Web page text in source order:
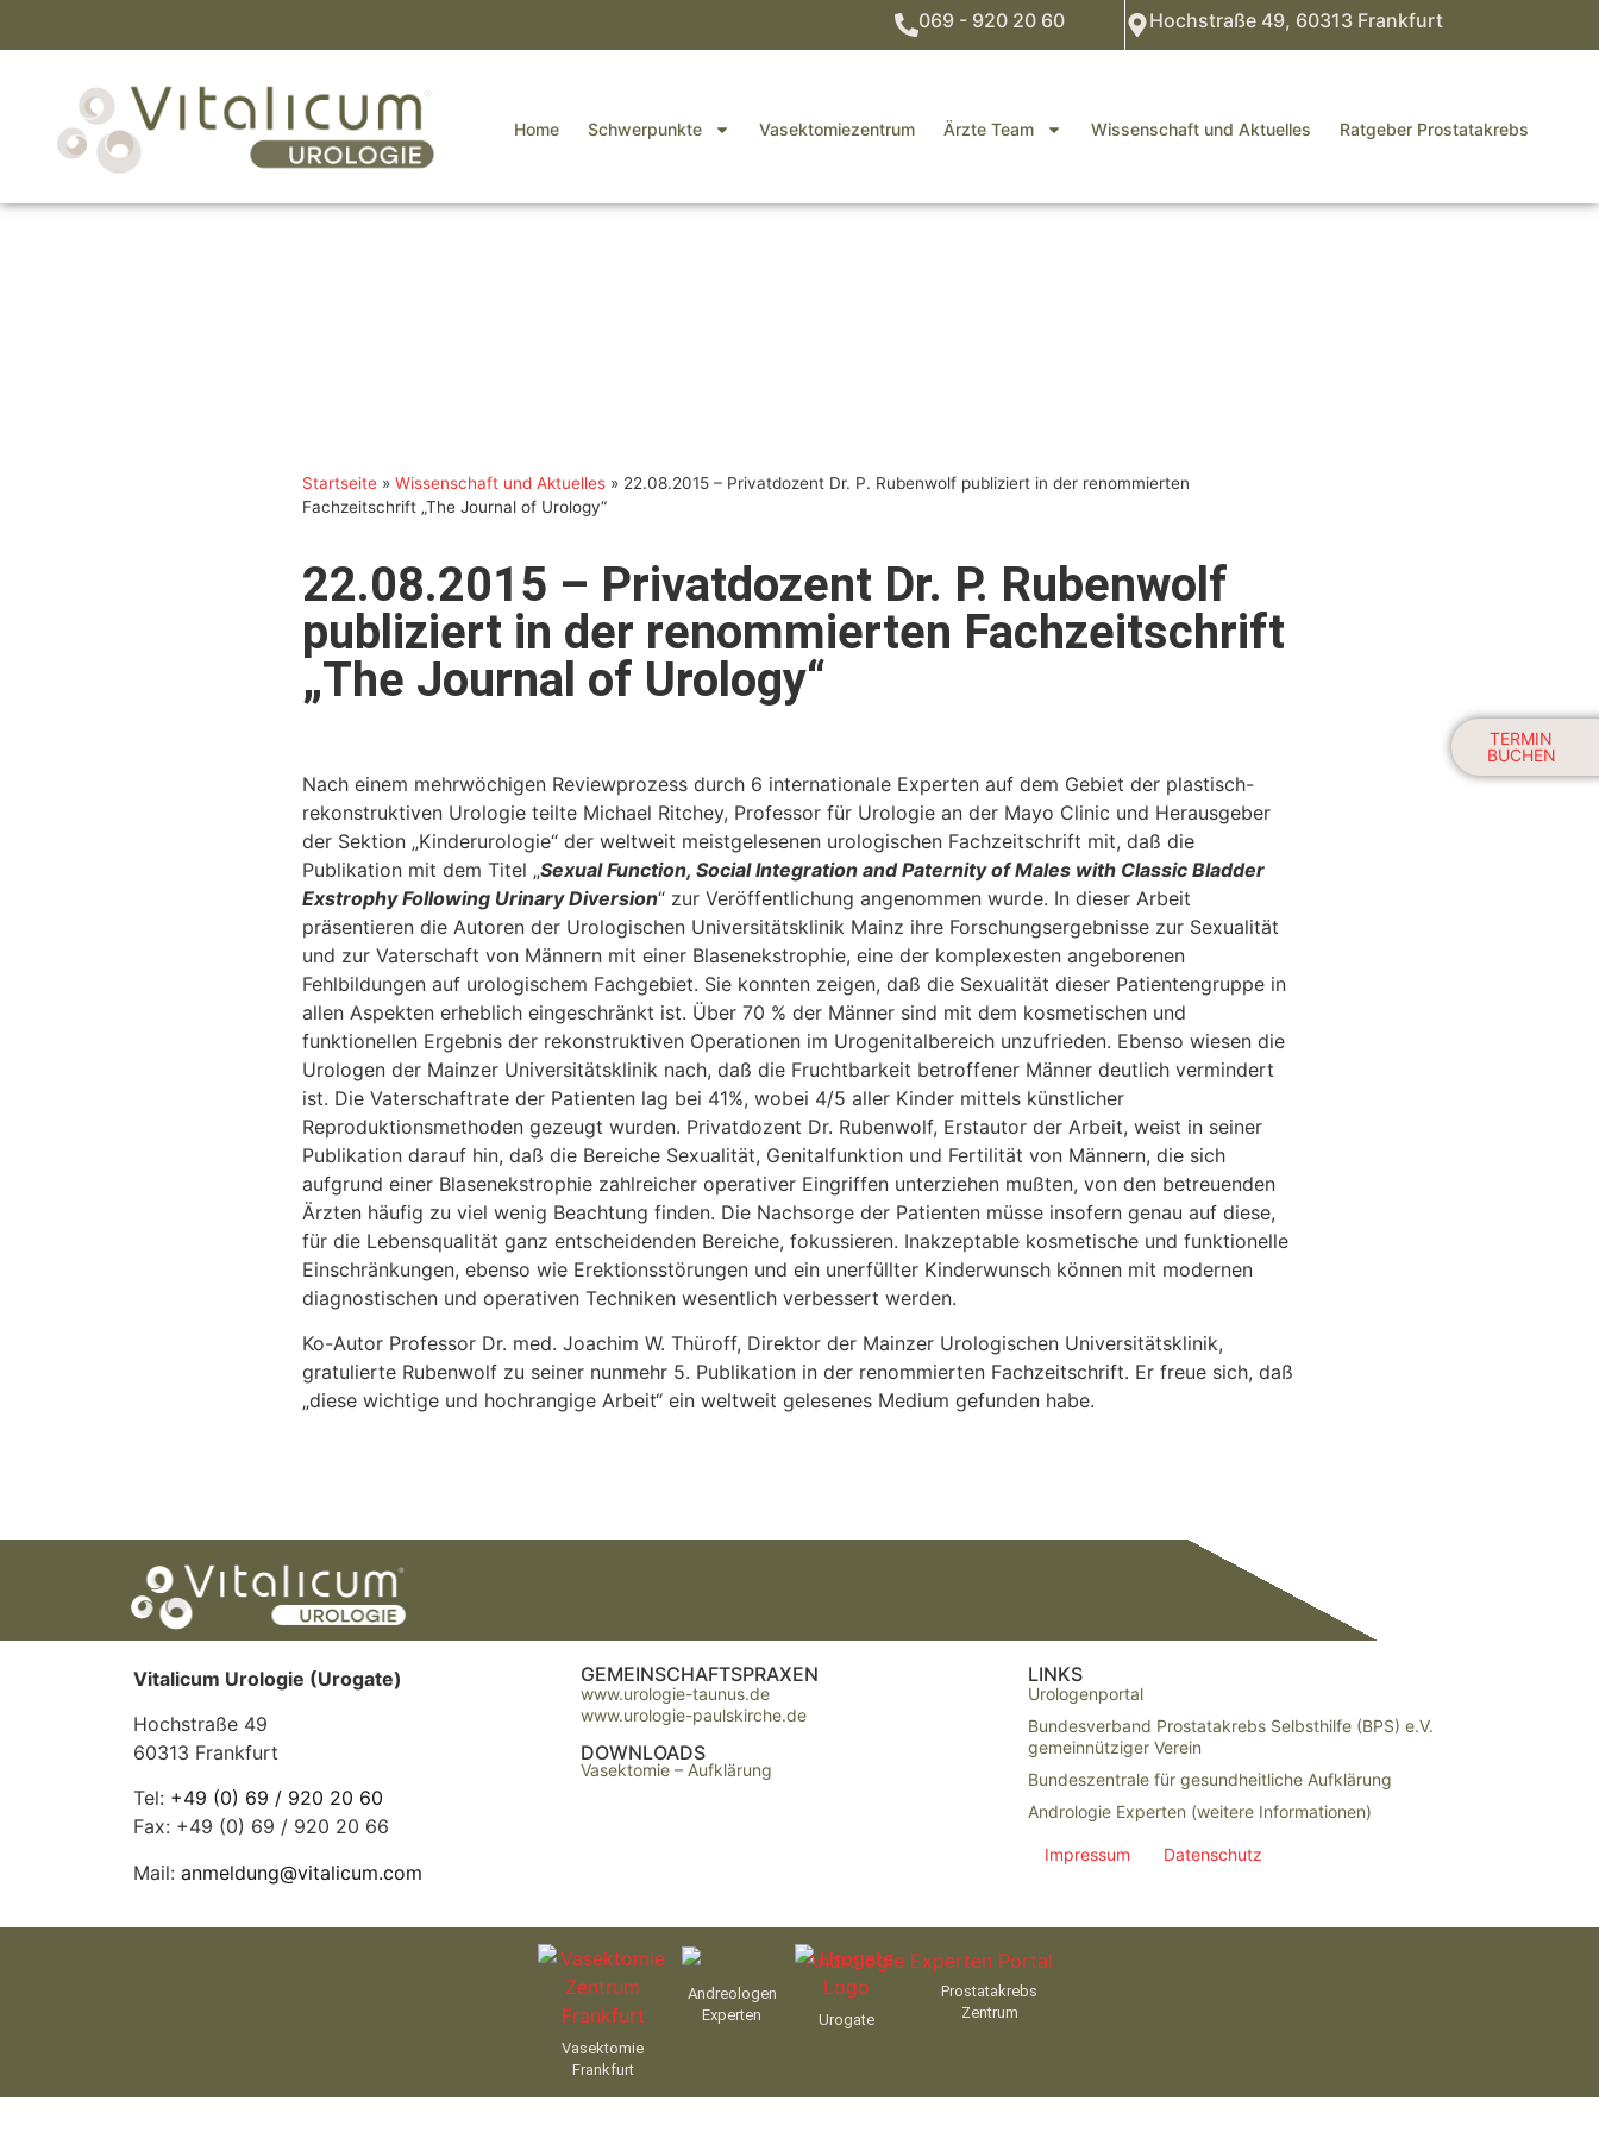
069 - 920 20 60 Hochstraße 49, 60313 Frankfurt
Home Schwerpunkte Vasektomiezentrum Ärzte Team Wissenschaft und Aktuelles Ratgeber Prostatakrebs
TERMIN
BUCHEN
Startseite» Wissenschaft und Aktuelles» 22.08.2015 – Privatdozent Dr. P. Rubenwolf publiziert in der renommierten
Fachzeitschrift „The Journal of Urology“
22.08.2015 – Privatdozent Dr. P. Rubenwolf
publiziert in der renommierten Fachzeitschrift
„The Journal of Urology“
Nach einem mehrwöchigen Reviewprozess durch 6 internationale Experten auf dem Gebiet der plastisch-
rekonstruktiven Urologie teilte Michael Ritchey, Professor für Urologie an der Mayo Clinic und Herausgeber
der Sektion „Kinderurologie“ der weltweit meistgelesenen urologischen Fachzeitschrift mit, daß die
Publikation mit dem Titel „Sexual Function, Social Integration and Paternity of Males with Classic Bladder
Exstrophy Following Urinary Diversion“ zur Veröffentlichung angenommen wurde. In dieser Arbeit
präsentieren die Autoren der Urologischen Universitätsklinik Mainz ihre Forschungsergebnisse zur Sexualität
und zur Vaterschaft von Männern mit einer Blasenekstrophie, eine der komplexesten angeborenen
Fehlbildungen auf urologischem Fachgebiet. Sie konnten zeigen, daß die Sexualität dieser Patientengruppe in
allen Aspekten erheblich eingeschränkt ist. Über 70 % der Männer sind mit dem kosmetischen und
funktionellen Ergebnis der rekonstruktiven Operationen im Urogenitalbereich unzufrieden. Ebenso wiesen die
Urologen der Mainzer Universitätsklinik nach, daß die Fruchtbarkeit betroffener Männer deutlich vermindert
ist. Die Vaterschaftrate der Patienten lag bei 41%, wobei 4/5 aller Kinder mittels künstlicher
Reproduktionsmethoden gezeugt wurden. Privatdozent Dr. Rubenwolf, Erstautor der Arbeit, weist in seiner
Publikation darauf hin, daß die Bereiche Sexualität, Genitalfunktion und Fertilität von Männern, die sich
aufgrund einer Blasenekstrophie zahlreicher operativer Eingriffen unterziehen mußten, von den betreuenden
Ärzten häufig zu viel wenig Beachtung finden. Die Nachsorge der Patienten müsse insofern genau auf diese,
für die Lebensqualität ganz entscheidenden Bereiche, fokussieren. Inakzeptable kosmetische und funktionelle
Einschränkungen, ebenso wie Erektionsstörungen und ein unerfüllter Kinderwunsch können mit modernen
diagnostischen und operativen Techniken wesentlich verbessert werden.
Ko-Autor Professor Dr. med. Joachim W. Thüroff, Direktor der Mainzer Urologischen Universitätsklinik,
gratulierte Rubenwolf zu seiner nunmehr 5. Publikation in der renommierten Fachzeitschrift. Er freue sich, daß
„diese wichtige und hochrangige Arbeit“ ein weltweit gelesenes Medium gefunden habe.
Vitalicum Urologie (Urogate)
Hochstraße 49
60313 Frankfurt
Tel: +49 (0) 69 / 920 20 60
Fax: +49 (0) 69 / 920 20 66
Mail: anmeldung@vitalicum.com
GEMEINSCHAFTSPRAXEN
www.urologie-taunus.de
www.urologie-paulskirche.de
DOWNLOADS
Vasektomie – Aufklärung
LINKS
Urologenportal
Bundesverband Prostatakrebs Selbsthilfe (BPS) e.V.
gemeinnütziger Verein
Bundeszentrale für gesundheitliche Aufklärung
Andrologie Experten (weitere Informationen)
Impressum Datenschutz
Vasektomie
Frankfurt
Andreologen
Experten
Urogate
Prostatakrebs
Zentrum